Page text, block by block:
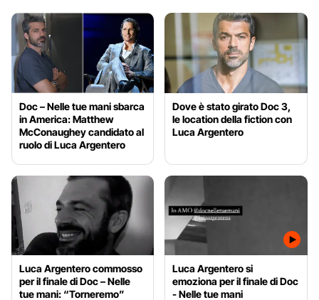
Doc – Nelle tue mani sbarca
in America: Matthew
McConaughey candidato al
ruolo di Luca Argentero
Dove è stato girato Doc 3,
le location della fiction con
Luca Argentero
Luca Argentero commosso
per il finale di Doc – Nelle
tue mani: “Torneremo”
Luca Argentero si
emoziona per il finale di Doc
- Nelle tue mani